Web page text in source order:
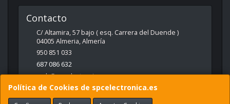
Política de Cookies de spcelectronica.es
Contacto
C/ Altamira, 57 bajo ( esq. Carrera del Duende )
04005 Almeria,Almería
950 851 033
687 086 632
web@spcelectronica.es